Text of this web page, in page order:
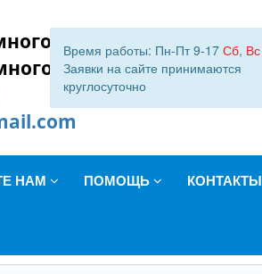
Время работы: Пн-Пт 9-17 Сб, Вс
Заявки на сайте принимаются
круглосуточно
НАМ ПОМОЩЬ КОНТАКТЫ